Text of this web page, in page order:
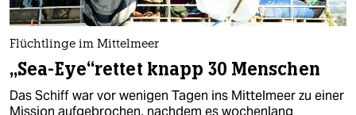
Flüchtlinge im Mittelmeer
„Sea-Eye“rettet knapp 30 Menschen
Das Schiff war vor wenigen Tagen ins Mittelmeer zu einer
Mission aufgebrochen, nachdem es wochenlang